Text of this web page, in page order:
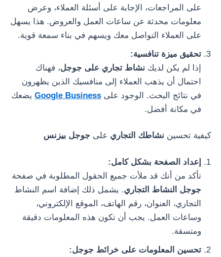
على المراجعات، الإجابة على أسئلة العملاء، وعرض
معلومات محدثة عن ساعات العمل والعروض. هذا يسهل
على العملاء التواصل معك ويسهم في بناء سمعة قوية.
تحقيق ميزة تنافسية:
إذا لم يكن لديك نشاط تجاري على جوجل، فهناك
احتمال أن يذهب العملاء إلى منافسيك الذين يظهرون
في نتائج البحث. الوجود على Google Business يضعك
في مكانة أفضل.
كيفية تحسين نشاطك التجاري على جوجل بيزنس
إعداد الصفحة بشكل كامل:
تأكد من أنك قد ملأت جميع الحقول المطلوبة في صفحة
جوجل النشاط التجاري. يشمل ذلك إضافة اسم النشاط
التجاري، العنوان، رقم الهاتف، الموقع الإلكتروني،
وساعات العمل. يجب أن تكون هذه المعلومات دقيقة
ومتسقة.
تحسين المعلومات على خرائط جوجل: